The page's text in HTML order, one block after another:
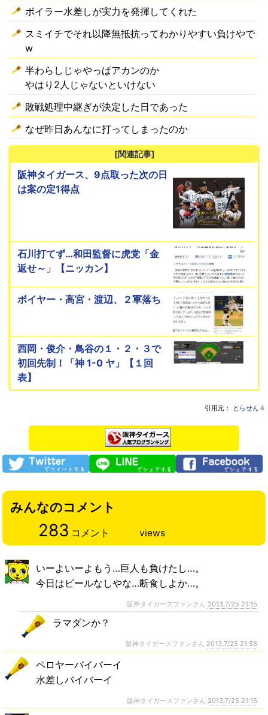
ボイラー水差しが実力を発揮してくれた
スミイチでそれ以降無抵抗ってわかりやすい負けやで
w
半わらしじゃやっぱアカンのか
やはり2人じゃないといけない
敗戦処理中継ぎが決定した日であった
なぜ昨日あんなに打ってしまったのか
[関連記事]
阪神タイガース、9点取った次の日
は案の定1得点
石川打てず…和田監督に虎党「金
返せ～」【ニッカン】
ボイヤー・高宮・渡辺、２軍落ち
西岡・俊介・鳥谷の１・２・３で
初回先制！「神 1-0 ヤ」【１回
表】
引用元： とらせん４
みんなのコメント
283 コメント views
いーよいーよもう…巨人も負けたし…。
今日はビールなしやな…断食しよか…。
阪神タイガースファンさん 2013,7/25 21:15
ラマダンか？
阪神タイガースファンさん 2013,7/25 21:58
ペロヤーバイバーイ
水差しバイバーイ
阪神タイガースファンさん 2013,7/25 21:15